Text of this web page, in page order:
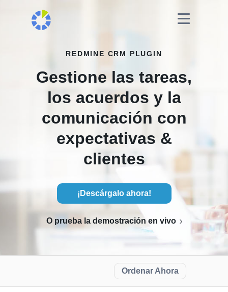
REDMINE CRM PLUGIN
Gestione las tareas,
los acuerdos y la
comunicación con
expectativas &
clientes
¡Descárgalo ahora!
O prueba la demostración en vivo
Ordenar Ahora